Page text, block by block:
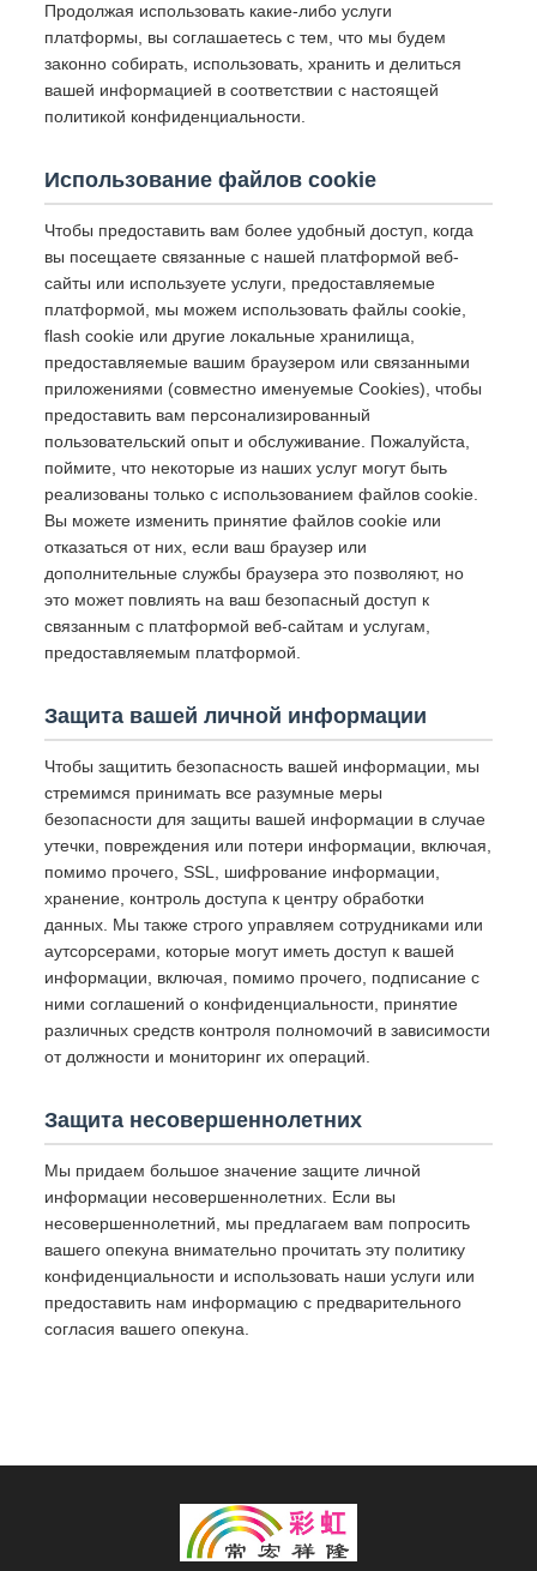
Продолжая использовать какие-либо услуги
платформы, вы соглашаетесь с тем, что мы будем
законно собирать, использовать, хранить и делиться
вашей информацией в соответствии с настоящей
политикой конфиденциальности.
Использование файлов cookie
Чтобы предоставить вам более удобный доступ, когда
вы посещаете связанные с нашей платформой веб-
сайты или используете услуги, предоставляемые
платформой, мы можем использовать файлы cookie,
flash cookie или другие локальные хранилища,
предоставляемые вашим браузером или связанными
приложениями (совместно именуемые Cookies), чтобы
предоставить вам персонализированный
пользовательский опыт и обслуживание. Пожалуйста,
поймите, что некоторые из наших услуг могут быть
реализованы только с использованием файлов cookie.
Вы можете изменить принятие файлов cookie или
отказаться от них, если ваш браузер или
дополнительные службы браузера это позволяют, но
это может повлиять на ваш безопасный доступ к
связанным с платформой веб-сайтам и услугам,
предоставляемым платформой.
Защита вашей личной информации
Чтобы защитить безопасность вашей информации, мы
стремимся принимать все разумные меры
безопасности для защиты вашей информации в случае
утечки, повреждения или потери информации, включая,
помимо прочего, SSL, шифрование информации,
хранение, контроль доступа к центру обработки
данных. Мы также строго управляем сотрудниками или
аутсорсерами, которые могут иметь доступ к вашей
информации, включая, помимо прочего, подписание с
ними соглашений о конфиденциальности, принятие
различных средств контроля полномочий в зависимости
от должности и мониторинг их операций.
Защита несовершеннолетних
Мы придаем большое значение защите личной
информации несовершеннолетних. Если вы
несовершеннолетний, мы предлагаем вам попросить
вашего опекуна внимательно прочитать эту политику
конфиденциальности и использовать наши услуги или
предоставить нам информацию с предварительного
согласия вашего опекуна.